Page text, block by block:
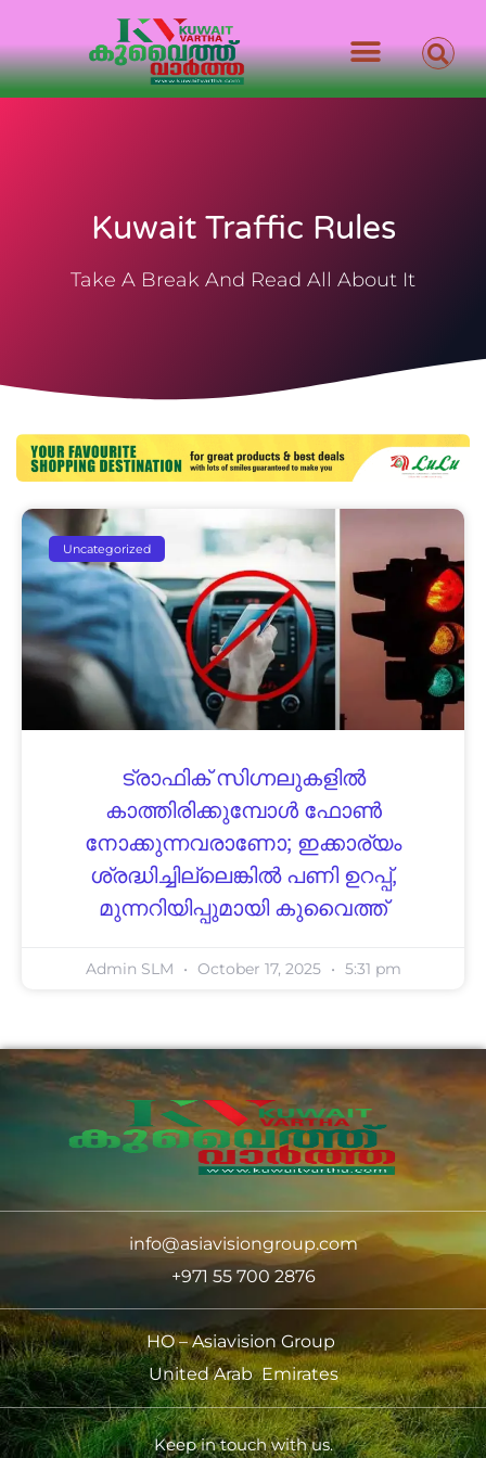
Kuwait Traffic Rules
Take A Break And Read All About It
Uncategorized
ട്രാഫിക് സിഗ്നലുകളിൽ
കാത്തിരിക്കുമ്പോൾ ഫോൺ
നോക്കുന്നവരാണോ; ഇക്കാര്യം
ശ്രദ്ധിച്ചില്ലെങ്കിൽ പണി ഉറപ്പ്,
മുന്നറിയിപ്പുമായി കുവൈത്ത്
Admin SLM October 17, 2025 5:31 pm
info@asiavisiongroup.com
+971 55 700 2876
HO – Asiavision Group
United Arab Emirates
Keep in touch with us.